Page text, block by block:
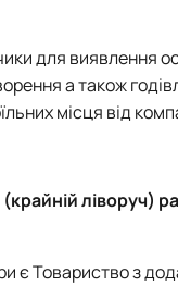
для виявлення
а також
місця від
ліворуч)
є Товариство з